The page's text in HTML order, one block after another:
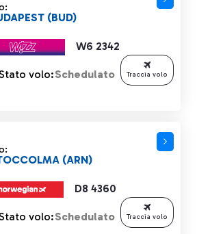
W6 2342
(BUD)
volo:Schedulato Traccia volo
D8 4360
(ARN)
volo:Schedulato Traccia volo